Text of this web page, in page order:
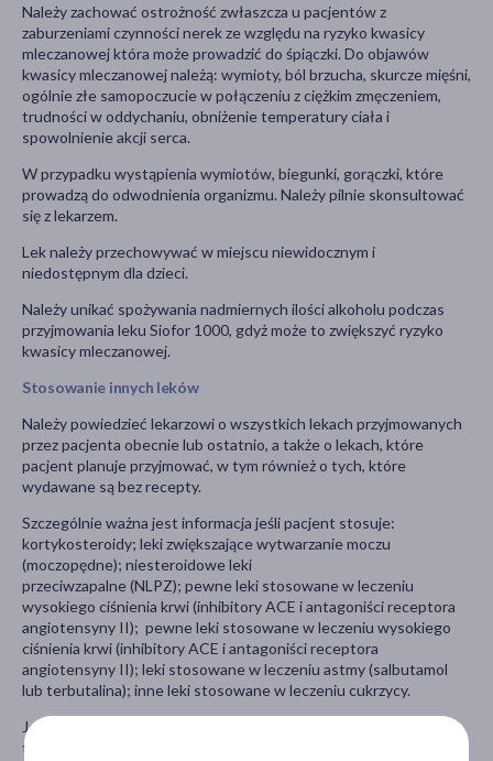
Należy zachować ostrożność zwłaszcza u pacjentów z
zaburzeniami czynności nerek ze względu na ryzyko kwasicy
mleczanowej która może prowadzić do śpiączki. Do objawów
kwasicy mleczanowej należą: wymioty, ból brzucha, skurcze mięśni,
ogólnie złe samopoczucie w połączeniu z ciężkim zmęczeniem,
trudności w oddychaniu, obniżenie temperatury ciała i
spowolnienie akcji serca.
W przypadku wystąpienia wymiotów, biegunki, gorączki, które
prowadzą do odwodnienia organizmu. Należy pilnie skonsultować
się z lekarzem.
Lek należy przechowywać w miejscu niewidocznym i
niedostępnym dla dzieci.
Należy unikać spożywania nadmiernych ilości alkoholu podczas
przyjmowania leku Siofor 1000, gdyż może to zwiększyć ryzyko
kwasicy mleczanowej.
Stosowanie innych leków
Należy powiedzieć lekarzowi o wszystkich lekach przyjmowanych
przez pacjenta obecnie lub ostatnio, a także o lekach, które
pacjent planuje przyjmować, w tym również o tych, które
wydawane są bez recepty.
Szczególnie ważna jest informacja jeśli pacjent stosuje:
kortykosteroidy; leki zwiększające wytwarzanie moczu
(moczopędne); niesteroidowe leki
przeciwzapalne (NLPZ); pewne leki stosowane w leczeniu
wysokiego ciśnienia krwi (inhibitory ACE i antagoniści receptora
angiotensyny II); pewne leki stosowane w leczeniu wysokiego
ciśnienia krwi (inhibitory ACE i antagoniści receptora
angiotensyny II); leki stosowane w leczeniu astmy (salbutamol
lub terbutalina); inne leki stosowane w leczeniu cukrzycy.
Jeżeli pacjent będzie poddawany badaniu rentgenowskiemu lub
tomografii z użyciem środka kontrastującego zawierającego jod